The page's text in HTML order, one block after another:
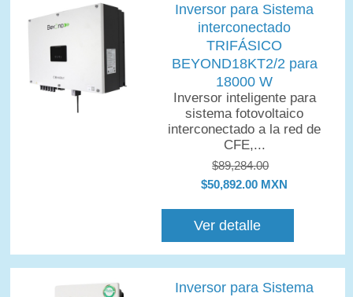
Inversor para Sistema
interconectado
TRIFÁSICO
BEYOND18KT2/2 para
18000 W
Inversor inteligente para
sistema fotovoltaico
interconectado a la red de
CFE,...
$89,284.00
$50,892.00 MXN
Ver detalle
Inversor para Sistema